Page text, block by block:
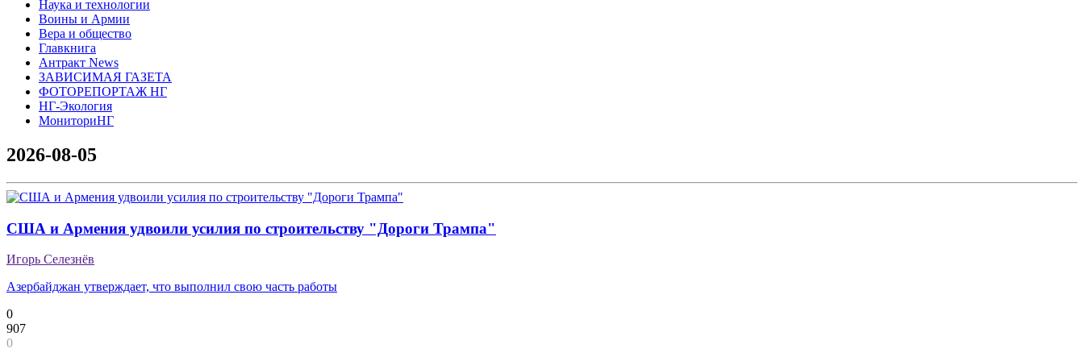
Наука и технологии
Воины и Армии
Вера и общество
Главкнига
Антракт News
ЗАВИСИМАЯ ГАЗЕТА
ФОТОРЕПОРТАЖ НГ
НГ-Экология
МониториНГ
2026-08-05
США и Армения удвоили усилия по строительству "Дороги Трампа"
Игорь Селезнёв
Азербайджан утверждает, что выполнил свою часть работы
0
907
0